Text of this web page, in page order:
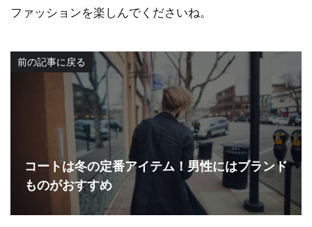
ファッションを楽しんでくださいね。
前の記事に戻る
コートは冬の定番アイテム！男性にはブランド
ものがおすすめ